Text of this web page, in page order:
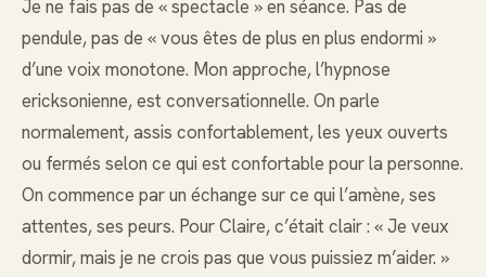
Je ne fais pas de « spectacle » en séance. Pas de
pendule, pas de « vous êtes de plus en plus endormi »
d’une voix monotone. Mon approche, l’hypnose
ericksonienne, est conversationnelle. On parle
normalement, assis confortablement, les yeux ouverts
ou fermés selon ce qui est confortable pour la personne.
On commence par un échange sur ce qui l’amène, ses
attentes, ses peurs. Pour Claire, c’était clair : « Je veux
dormir, mais je ne crois pas que vous puissiez m’aider. »